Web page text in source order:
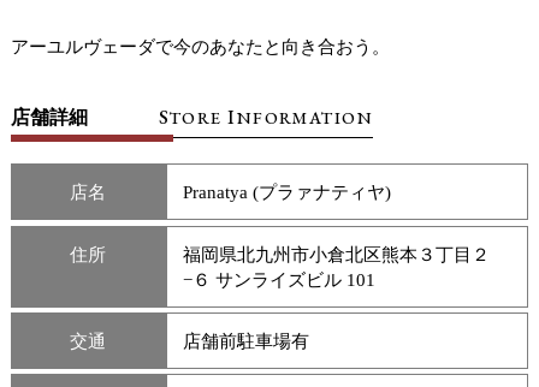
アーユルヴェーダで今のあなたと向き合おう。
店舗詳細 STOREINFORMATION
店名 Pranatya (プラァナティヤ)
住所
福岡県北九州市小倉北区熊本３丁目２
−６ サンライズビル 101
交通 店舗前駐車場有